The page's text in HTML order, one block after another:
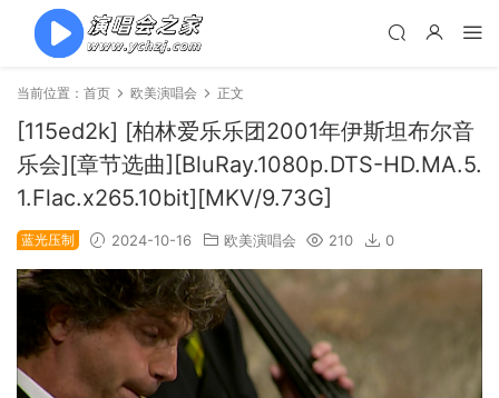
当前位置： 首页 欧美演唱会 正文
[115ed2k] [柏林爱乐乐团2001年伊斯坦布尔音
乐会][章节选曲][BluRay.1080p.DTS-HD.MA.5.
1.Flac.x265.10bit][MKV/9.73G]
蓝光压制 2024-10-16 欧美演唱会 210 0